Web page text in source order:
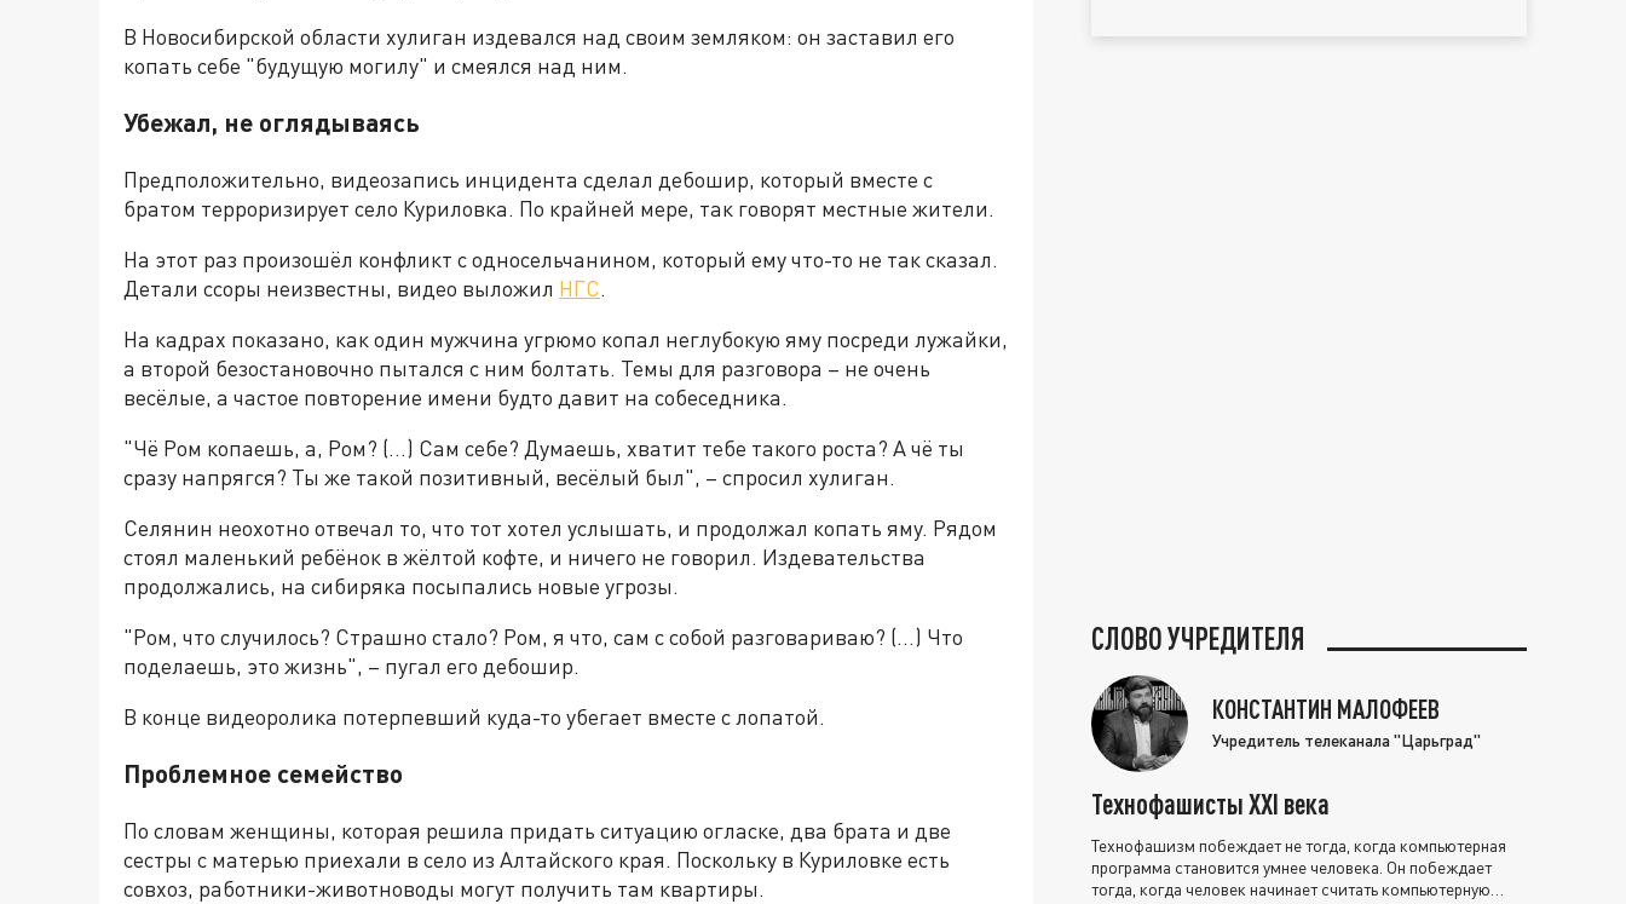
В Новосибирской области хулиган издевался над своим земляком: он заставил его
копать себе "будущую могилу" и смеялся над ним.
Убежал, не оглядываясь
Предположительно, видеозапись инцидента сделал дебошир, который вместе с
братом терроризирует село Куриловка. По крайней мере, так говорят местные жители.
На этот раз произошёл конфликт с односельчанином, который ему что-то не так сказал.
Детали ссоры неизвестны, видео выложил НГС.
На кадрах показано, как один мужчина угрюмо копал неглубокую яму посреди лужайки,
а второй безостановочно пытался с ним болтать. Темы для разговора – не очень
весёлые, а частое повторение имени будто давит на собеседника.
"Чё Ром копаешь, а, Ром? (…) Сам себе? Думаешь, хватит тебе такого роста? А чё ты
сразу напрягся? Ты же такой позитивный, весёлый был", – спросил хулиган.
Селянин неохотно отвечал то, что тот хотел услышать, и продолжал копать яму. Рядом
стоял маленький ребёнок в жёлтой кофте, и ничего не говорил. Издевательства
продолжались, на сибиряка посыпались новые угрозы.
"Ром, что случилось? Страшно стало? Ром, я что, сам с собой разговариваю? (…) Что
поделаешь, это жизнь", – пугал его дебошир.
В конце видеоролика потерпевший куда-то убегает вместе с лопатой.
Проблемное семейство
По словам женщины, которая решила придать ситуацию огласке, два брата и две
сестры с матерью приехали в село из Алтайского края. Поскольку в Куриловке есть
совхоз, работники-животноводы могут получить там квартиры.
СЛОВО УЧРЕДИТЕЛЯ
КОНСТАНТИН МАЛОФЕЕВ
Учредитель телеканала "Царьград"
Технофашисты XXI века
Технофашизм побеждает не тогда, когда компьютерная
программа становится умнее человека. Он побеждает
тогда, когда человек начинает считать компьютерную